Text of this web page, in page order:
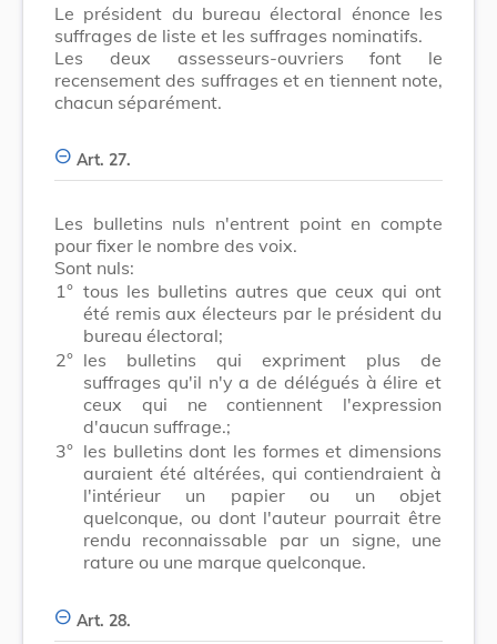
Le président du bureau électoral énonce les
suffrages de liste et les suffrages nominatifs.
Les deux assesseurs-ouvriers font le
recensement des suffrages et en tiennent note,
chacun séparément.
Art. 27.
Les bulletins nuls n'entrent point en compte
pour fixer le nombre des voix.
Sont nuls:
1° tous les bulletins autres que ceux qui ont
été remis aux électeurs par le président du
bureau électoral;
2° les bulletins qui expriment plus de
suffrages qu'il n'y a de délégués à élire et
ceux qui ne contiennent l'expression
d'aucun suffrage.;
3° les bulletins dont les formes et dimensions
auraient été altérées, qui contiendraient à
l'intérieur un papier ou un objet
quelconque, ou dont l'auteur pourrait être
rendu reconnaissable par un signe, une
rature ou une marque quelconque.
Art. 28.